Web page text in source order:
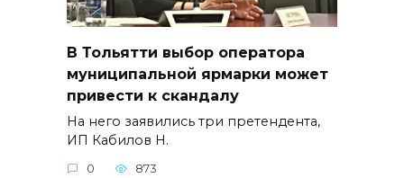
В Тольятти выбор оператора
муниципальной ярмарки может
привести к скандалу
На него заявились три претендента,
ИП Кабилов Н.
0 873